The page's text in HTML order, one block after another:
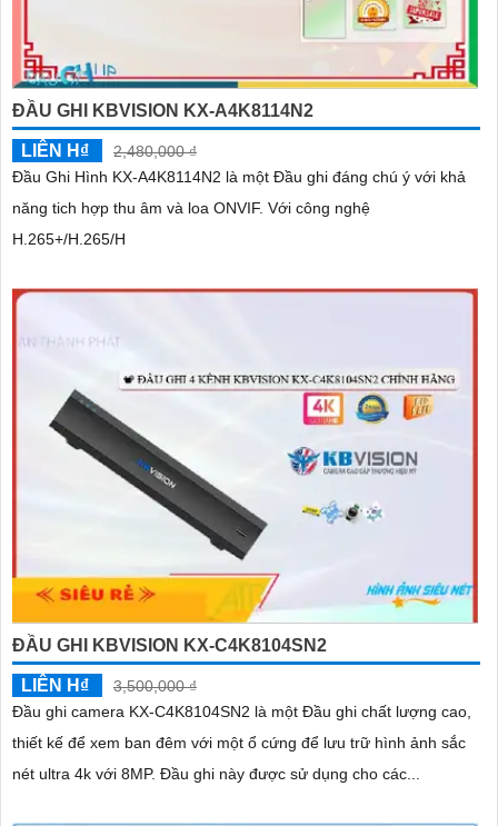
ĐẦU GHI KBVISION KX-A4K8114N2
LIÊN H₫
2,480,000 ₫
Đầu Ghi Hình KX-A4K8114N2 là một Đầu ghi đáng chú ý với khả
năng tich hợp thu âm và loa ONVIF. Với công nghệ
H.265+/H.265/H
ĐẦU GHI KBVISION KX-C4K8104SN2
LIÊN H₫
3,500,000 ₫
Đầu ghi camera KX-C4K8104SN2 là một Đầu ghi chất lượng cao,
thiết kế để xem ban đêm với một ổ cứng để lưu trữ hình ảnh sắc
nét ultra 4k với 8MP. Đầu ghi này được sử dụng cho các...